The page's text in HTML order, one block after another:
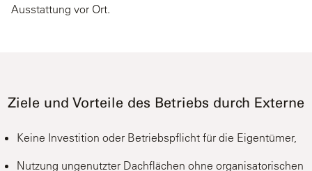
Ausstattung vor Ort.
Ziele und Vorteile des Betriebs durch Externe
Keine Investition oder Betriebspflicht für die Eigentümer,
Nutzung ungenutzter Dachflächen ohne organisatorischen